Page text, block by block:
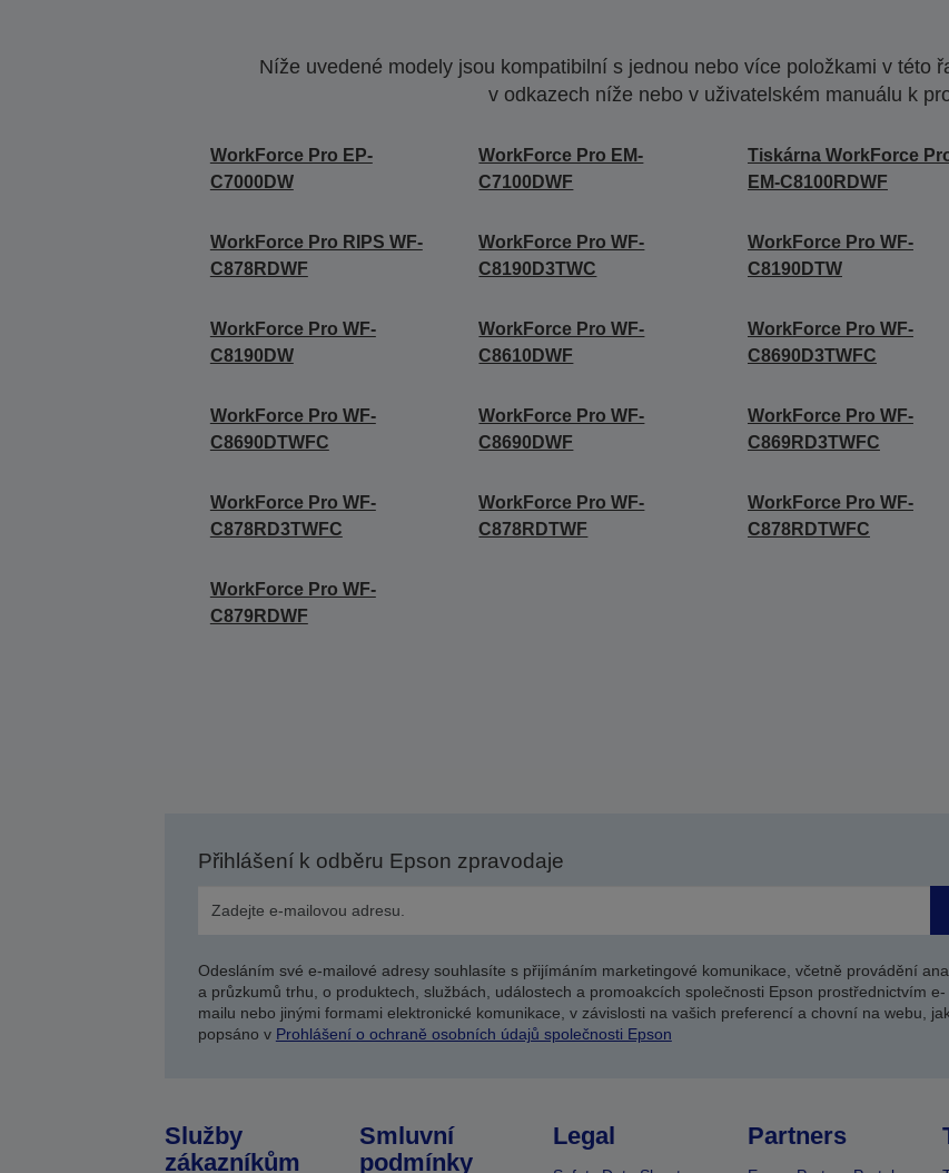
Níže uvedené modely jsou kompatibilní s jednou nebo více položkami v této
v odkazech níže nebo v uživatelském manuálu k
WorkForce Pro EP-
C7000DW
WorkForce Pro EM-
C7100DWF
Tiskárna WorkForce
EM-C8100RDWF
WorkForce Pro RIPS WF-
C878RDWF
WorkForce Pro WF-
C8190D3TWC
WorkForce Pro WF-
C8190DTW
WorkForce Pro WF-
C8190DW
WorkForce Pro WF-
C8610DWF
WorkForce Pro WF-
C8690D3TWFC
WorkForce Pro WF-
C8690DTWFC
WorkForce Pro WF-
C8690DWF
WorkForce Pro WF-
C869RD3TWFC
WorkForce Pro WF-
C878RD3TWFC
WorkForce Pro WF-
C878RDTWF
WorkForce Pro WF-
C878RDTWFC
WorkForce Pro WF-
C879RDWF
Přihlášení k odběru Epson zpravodaje
Odesláním své e-mailové adresy souhlasíte s přijímáním marketingové komunikace, včetně provádění
a průzkumů trhu, o produktech, službách, událostech a promoakcích společnosti Epson prostřednictvím e-
mailu nebo jinými formami elektronické komunikace, v závislosti na vašich preferencí a chovní na webu,
popsáno v Prohlášení o ochraně osobních údajů společnosti Epson
Služby
zákazníkům
Smluvní
podmínky
Legal Partners